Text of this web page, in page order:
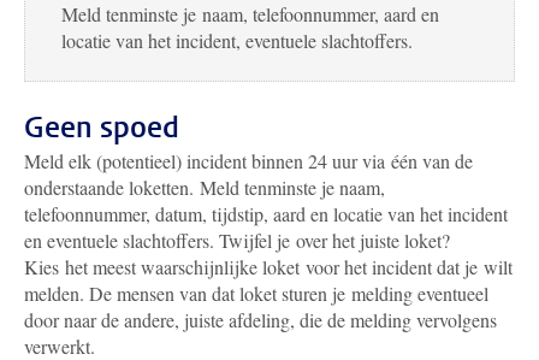
Meld tenminste je naam, telefoonnummer, aard en
locatie van het incident, eventuele slachtoffers.
Geen spoed
Meld elk (potentieel) incident binnen 24 uur via één van de
onderstaande loketten. Meld tenminste je naam,
telefoonnummer, datum, tijdstip, aard en locatie van het incident
en eventuele slachtoffers. Twijfel je over het juiste loket?
Kies het meest waarschijnlijke loket voor het incident dat je wilt
melden. De mensen van dat loket sturen je melding eventueel
door naar de andere, juiste afdeling, die de melding vervolgens
verwerkt.